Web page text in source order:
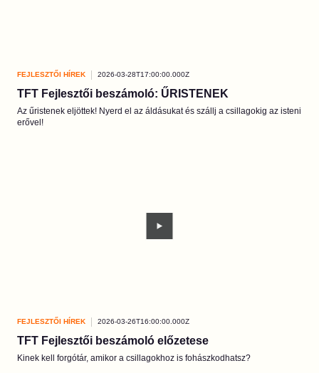
FEJLESZTŐI HÍREK 2026-03-28T17:00:00.000Z
TFT Fejlesztői beszámoló: ŰRISTENEK
Az űristenek eljöttek! Nyerd el az áldásukat és szállj a csillagokig az isteni
erővel!
FEJLESZTŐI HÍREK 2026-03-26T16:00:00.000Z
TFT Fejlesztői beszámoló előzetese
Kinek kell forgótár, amikor a csillagokhoz is fohászkodhatsz?